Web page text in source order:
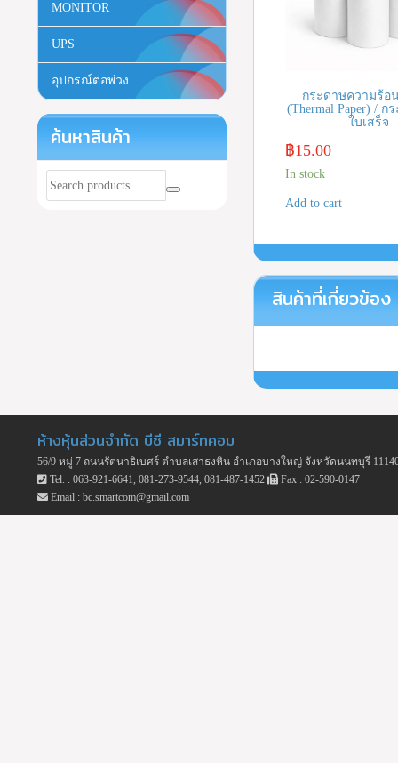
กระดาษความร้อ
(Thermal Paper) / ก
ใบเสร็จ
฿15.00
In stock
Add to cart
สินค้าที่เกี่ยวข้อง
MONITOR
UPS
อุปกรณ์ต่อพ่วง
ค้นหาสินค้า
ห้างหุ้นส่วนจำกัด บีซี สมาร์ทคอม
56/9 หมู่ 7 ถนนรัตนาธิเบศร์ ตำบลเสาธงหิน อำเภอบางใหญ่ จังหวัดนนทบุรี
Tel. : 063-921-6641, 081-273-9544, 081-487-1452
Fax : 02-590-0147
Email : bc.smartcom@gmail.com